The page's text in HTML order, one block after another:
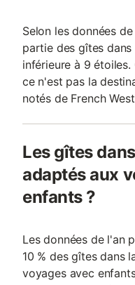
Selon les données
partie des gîtes
inférieure à 9
ce n'est pas la
notés de French
Les gîtes
adaptés aux
enfants ?
Les données de l'an
10 % des gîtes dans
voyages avec